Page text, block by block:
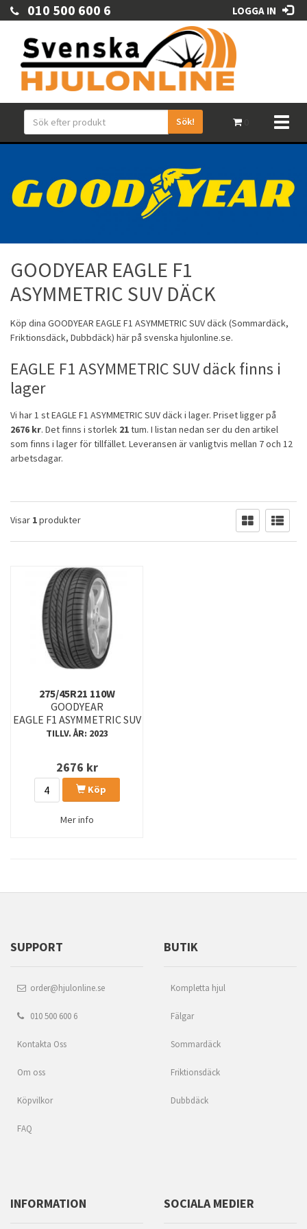
010 500 600 6 LOGGA IN
Sök!
GOODYEAR EAGLE F1
ASYMMETRIC SUV DÄCK
Köp dina GOODYEAR EAGLE F1 ASYMMETRIC SUV däck (Sommardäck,
Friktionsdäck, Dubbdäck) här på svenska hjulonline.se.
EAGLE F1 ASYMMETRIC SUV däck finns i
lager
Vi har 1 st EAGLE F1 ASYMMETRIC SUV däck i lager. Priset ligger på
2676 kr. Det finns i storlek 21tum. I listan nedan ser du den artikel
som finns i lager för tillfället. Leveransen är vanligtvis mellan 7 och 12
arbetsdagar.
Visar 1produkter
275/45R21 110W
GOODYEAR
EAGLE F1 ASYMMETRIC SUV
TILLV. ÅR: 2023
2676 kr
Köp
Mer info
SUPPORT
order@hjulonline.se
010 500 600 6
Kontakta Oss
Om oss
Köpvilkor
FAQ
BUTIK
Kompletta hjul
Fälgar
Sommardäck
Friktionsdäck
Dubbdäck
INFORMATION SOCIALA MEDIER